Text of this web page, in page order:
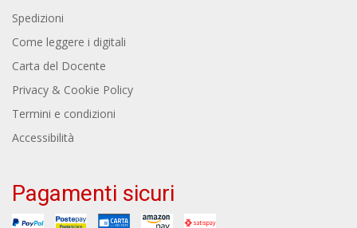
Spedizioni
Come leggere i digitali
Carta del Docente
Privacy & Cookie Policy
Termini e condizioni
Accessibilità
Pagamenti sicuri